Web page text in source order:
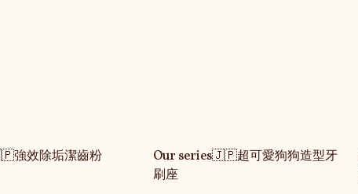
強效除垢潔齒粉
Our series🇯🇵超可愛狗狗造型牙
刷座